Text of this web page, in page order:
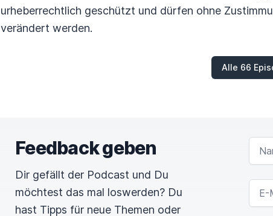
urheberrechtlich geschützt und dürfen ohne
verändert werden.
Alle 66
Feedback geben
Dir gefällt der Podcast und Du
möchtest das mal loswerden? Du
hast Tipps für neue Themen oder
NAME
E-